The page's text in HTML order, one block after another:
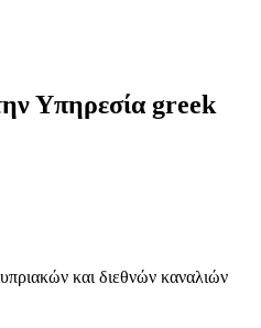
Υπηρεσία greek
και διεθνών καναλιών